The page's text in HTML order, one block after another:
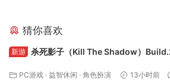
猜你喜欢
新游 杀死影子（Kill The Shadow）
PC游戏 · 益智休闲 · 角色扮演 13小时前